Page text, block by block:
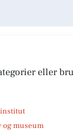
eller
og museum